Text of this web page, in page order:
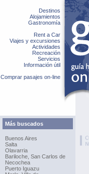
Destinos
Alojamientos
Gastronomía
Rent a Car
Viajes y excursiones
Actividades
Recreación
Servicios
Información útil
Comprar pasajes on-line
Más buscados
Buenos Aires
Salta
Olavarria
Bariloche, San Carlos de
Necochea
Puerto Iguazu